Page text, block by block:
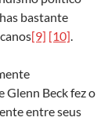
bastante
[9] [10]
Glenn Beck fez o
entre seus